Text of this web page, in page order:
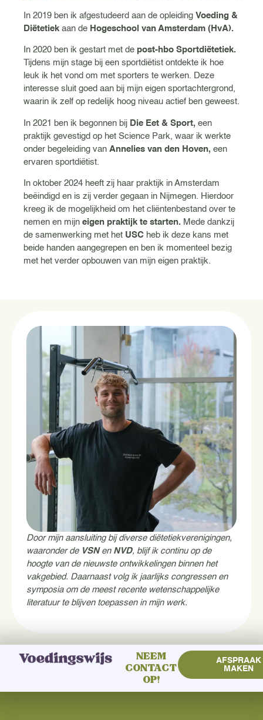
In 2019 ben ik afgestudeerd aan de opleiding Voeding &
Diëtetiek aan de Hogeschool van Amsterdam (HvA).
In 2020 ben ik gestart met de post-hbo Sportdiëtetiek.
Tijdens mijn stage bij een sportdiëtist ontdekte ik hoe
leuk ik het vond om met sporters te werken. Deze
interesse sluit goed aan bij mijn eigen sportachtergrond,
waarin ik zelf op redelijk hoog niveau actief ben geweest.
In 2021 ben ik begonnen bij Die Eet & Sport, een
praktijk gevestigd op het Science Park, waar ik werkte
onder begeleiding van Annelies van den Hoven, een
ervaren sportdiëtist.
In oktober 2024 heeft zij haar praktijk in Amsterdam
beëindigd en is zij verder gegaan in Nijmegen. Hierdoor
kreeg ik de mogelijkheid om het cliëntenbestand over te
nemen en mijn eigen praktijk te starten. Mede dankzij
de samenwerking met het USC heb ik deze kans met
beide handen aangegrepen en ben ik momenteel bezig
met het verder opbouwen van mijn eigen praktijk.
Door mijn aansluiting bij diverse diëtetiekverenigingen,
waaronder de VSNen NVD, blijf ik continu op de
hoogte van de nieuwste ontwikkelingen binnen het
vakgebied. Daarnaast volg ik jaarlijks congressen en
symposia om de meest recente wetenschappelijke
literatuur te blijven toepassen in mijn werk.
NEEM
CONTACT
OP!
AFSPRAAK
MAKEN